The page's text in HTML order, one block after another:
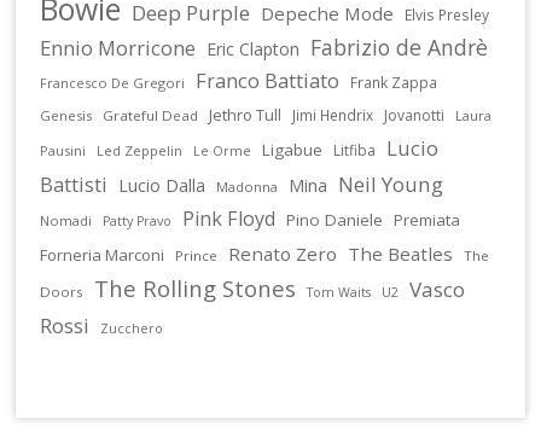
Deep Purple Depeche Mode Elvis Presley
Ennio Morricone Eric Clapton Fabrizio de Andrè
Francesco De Gregori Franco Battiato Frank Zappa
Genesis Grateful Dead Jethro Tull Jimi Hendrix Jovanotti
Laura
Pausini
Led Zeppelin Le Orme Ligabue Litfiba
Lucio
Battisti
Lucio Dalla Madonna Mina Neil Young
Nomadi Patty Pravo Pink Floyd Pino Daniele
Premiata
Forneria Marconi
Prince Renato Zero The Beatles
The
Doors
The Rolling Stones Tom Waits U2
Vasco
Rossi
Zucchero